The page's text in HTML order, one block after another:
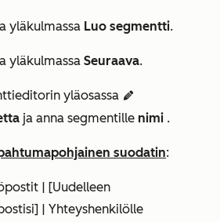
yläkulmassa Luo segmentti.
yläkulmassa Seuraava.
yläosassa edit
ja anna segmentille nimi .
suodatin:
| [Uudelleen
| Yhteyshenkilölle